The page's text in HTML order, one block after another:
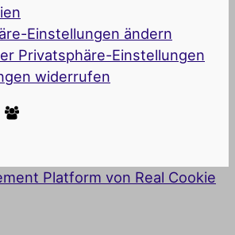
Einstellungen ändern
Privatsphäre-Einstellungen
widerrufen
Platform von Real Cookie